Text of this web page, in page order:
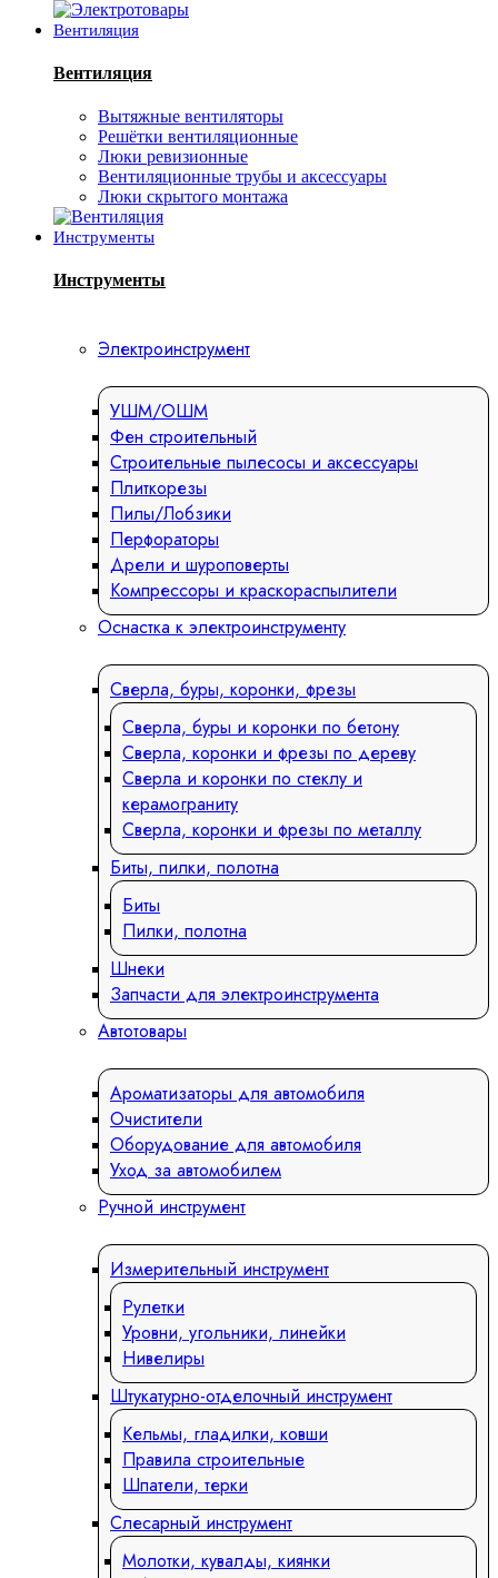
Вентиляция
Вентиляция
Вытяжные вентиляторы
Решётки вентиляционные
Люки ревизионные
Вентиляционные трубы и аксессуары
Люки скрытого монтажа
Инструменты
Инструменты
Электроинструмент
УШМ/ОШМ
Фен строительный
Строительные пылесосы и аксессуары
Плиткорезы
Пилы/Лобзики
Перфораторы
Дрели и шуроповерты
Компрессоры и краскораспылители
Оснастка к электроинструменту
Сверла, буры, коронки, фрезы
Сверла, буры и коронки по бетону
Сверла, коронки и фрезы по дереву
Сверла и коронки по стеклу и
керамограниту
Сверла, коронки и фрезы по металлу
Биты, пилки, полотна
Биты
Пилки, полотна
Шнеки
Запчасти для электроинструмента
Автотовары
Ароматизаторы для автомобиля
Очистители
Оборудование для автомобиля
Уход за автомобилем
Ручной инструмент
Измерительный инструмент
Рулетки
Уровни, угольники, линейки
Нивелиры
Штукатурно-отделочный инструмент
Кельмы, гладилки, ковши
Правила строительные
Шпатели, терки
Слесарный инструмент
Молотки, кувалды, киянки